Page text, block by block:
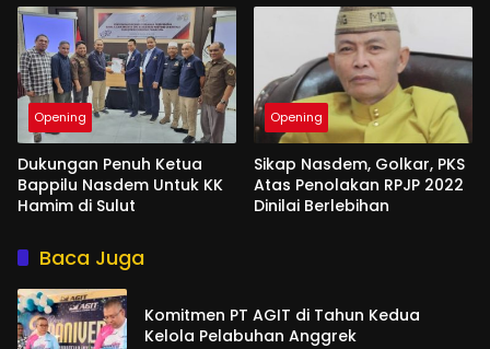
Opening
Dukungan Penuh Ketua
Bappilu Nasdem Untuk KK
Hamim di Sulut
Opening
Sikap Nasdem, Golkar, PKS
Atas Penolakan RPJP 2022
Dinilai Berlebihan
Baca Juga
Komitmen PT AGIT di Tahun Kedua
Kelola Pelabuhan Anggrek